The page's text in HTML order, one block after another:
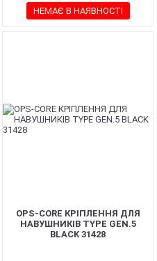
НЕМАЄ В НАЯВНОСТІ
OPS-CORE КРІПЛЕННЯ ДЛЯ
НАВУШНИКІВ TYPE GEN.5
BLACK 31428